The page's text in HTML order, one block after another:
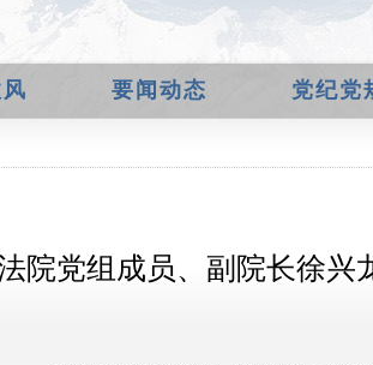
要闻动态 党纪党
院党组成员、副院长徐兴